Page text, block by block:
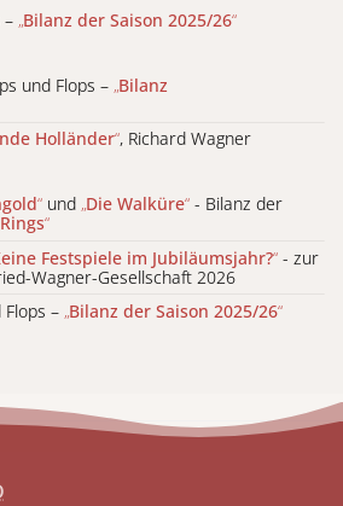
– „Bilanz der Saison 2025/26“
und Flops – „Bilanz
Holländer“, Richard Wagner
“ und „Die Walküre“ - Bilanz der
“
Festspiele im Jubiläumsjahr?“ - zur
Wagner-Gesellschaft 2026
– „Bilanz der Saison 2025/26“